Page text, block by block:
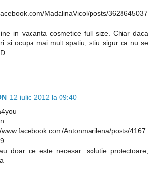
MadalinaVicol/posts/3628645037
in vacanta cosmetice full size. Chiar daca
si ocupa mai mult spatiu, stiu sigur ca nu se
12 iulie 2012 la 09:40
Antonmarilena/posts/4167
doar ce este necesar :solutie protectoare,